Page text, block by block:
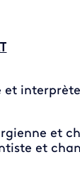
et interprète
et
et